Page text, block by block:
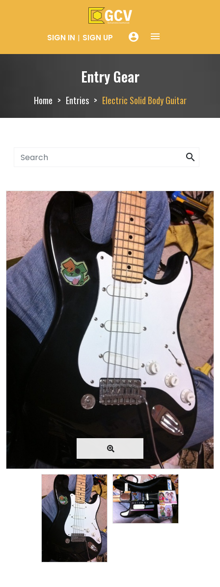
SIGN IN SIGN UP account_circle menue
Entry Gear
Home Entries Electric Solid Body Guitar
search